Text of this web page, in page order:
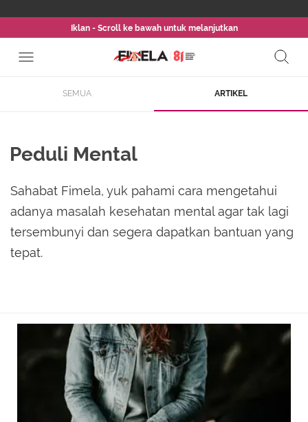
Iklan - Scroll ke bawah untuk melanjutkan
SEMUA ARTIKEL
Peduli Mental
Sahabat Fimela, yuk pahami cara mengetahui
adanya masalah kesehatan mental agar tak lagi
tersembunyi dan segera dapatkan bantuan yang
tepat.